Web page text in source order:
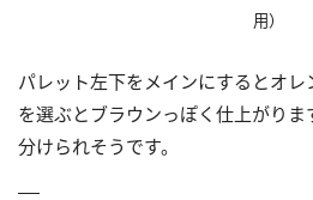
用）
パレット左下をメインにするとオ
を選ぶとブラウンっぽく仕上がり
分けられそうです。